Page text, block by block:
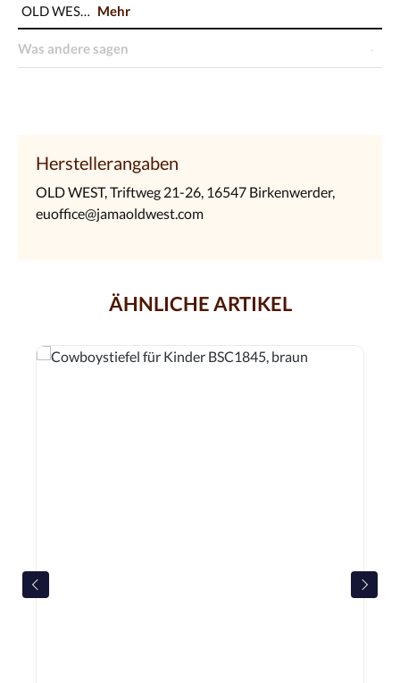
OLD WES…
Mehr
Was andere sagen
Herstellerangaben
OLD WEST, Triftweg 21-26, 16547 Birkenwerder,
euoffice@jamaoldwest.com
ÄHNLICHE ARTIKEL